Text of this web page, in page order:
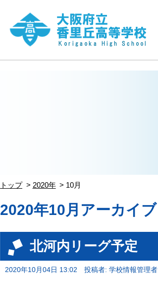
トップ 2020年 10月
2020年10月アーカイブ
北河内リーグ予定
2020年10月04日 13:02 投稿者: 学校情報管理者